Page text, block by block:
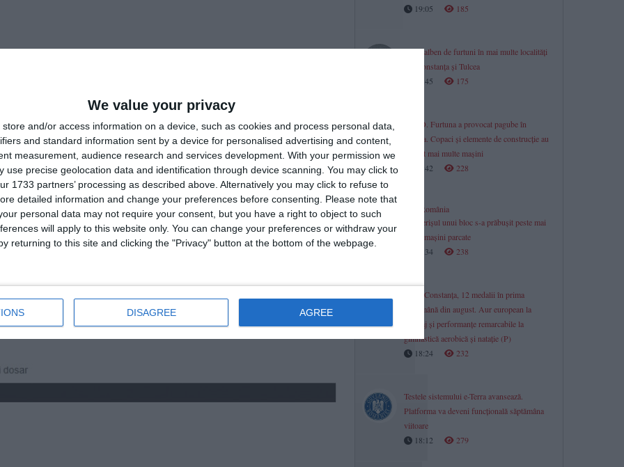
We value your privacy
store and/or access information on a device, such as cookies and process personal data,
and standard information sent by a device for personalised advertising and content,
measurement, audience research and services development. With your permission we
use precise geolocation data and identification through device scanning. You may click to
1733 partners’ processing as described above. Alternatively you may click to refuse to
detailed information and change your preferences before consenting.
Please note that
personal data may not require your consent, but you have a right to object to such
will apply to this website only. You can change your preferences or withdraw your
returning to this site and clicking the "Privacy" button at the bottom of the webpage.
DISAGREE AGREE
o decizie într-un dosar de verificare a măsurilor
societate comercială ce aparține Consiliului Local Mangalia
DNA, pentru presupusa faptă de luare de mită.
după ce apărarea lui Dorinel Colgiu a cerut revocarea
acestei zile, magistrații ar putea anunța o hotărâre.
19:05
185
Cod galben de furtuni în mai multe localități
din Constanța și Tulcea
18:45
175
FOTO. Furtuna a provocat pagube în
Slatina. Copaci și elemente de construcție au
avariat mai multe mașini
18:42
228
Știri România
Acoperișul unui bloc s-a prăbușit peste mai
multe mașini parcate
18:34
238
CSM Constanța, 12 medalii în prima
săptămână din august. Aur european la
canotaj și performanțe remarcabile la
gimnastică aerobică și natație (P)
18:24
232
Testele sistemului e-Terra avansează.
Platforma va deveni funcțională săptămâna
viitoare
18:12
279